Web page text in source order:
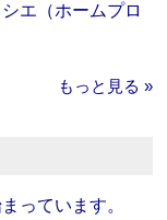
エ（ホームプロ
もっと見る »
っています。